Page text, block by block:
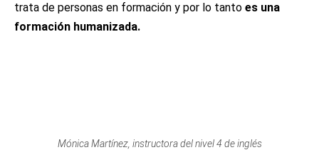
trata de personas en formación y por lo tanto es una
formación humanizada.
Mónica Martínez, instructora del nivel 4 de inglés